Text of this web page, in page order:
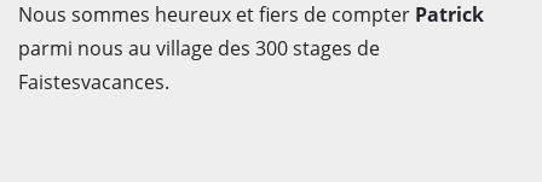
Nous sommes heureux et fiers de compter Patrick
parmi nous au village des 300 stages de
Faistesvacances.